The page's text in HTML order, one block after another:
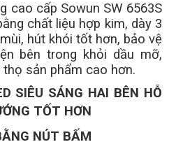
cao cấp Sowun SW 6563S
chất liệu hợp kim, dày 3
hút khói tốt hơn, bảo vệ
bên trong khỏi dầu mỡ,
sản phẩm cao hơn.
SIÊU SÁNG HAI BÊN HỖ
TỐT HƠN
NÚT BẤM